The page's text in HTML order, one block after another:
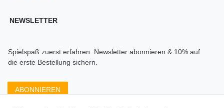
NEWSLETTER
Spielspaß zuerst erfahren. Newsletter abonnieren & 10% auf
die erste Bestellung sichern.
ABONNIEREN